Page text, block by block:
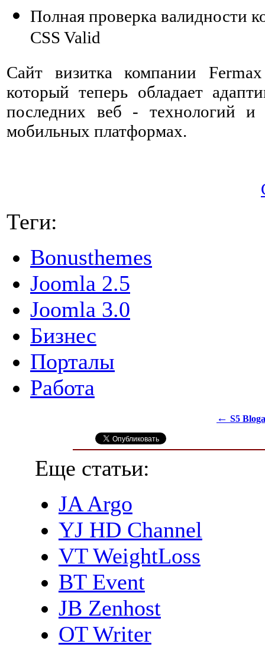
Полная проверка валидности
CSS Valid
Сайт визитка компании
который теперь обладает
последних веб - технологий и
мобильных платформах.
Теги:
Bonusthemes
Joomla 2.5
Joomla 3.0
Бизнес
Порталы
Работа
← S5
Еще статьи:
JA Argo
YJ HD Channel
VT WeightLoss
BT Event
JB Zenhost
OT Writer